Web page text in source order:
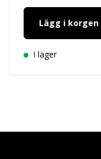
Lägg i korgen
I lager